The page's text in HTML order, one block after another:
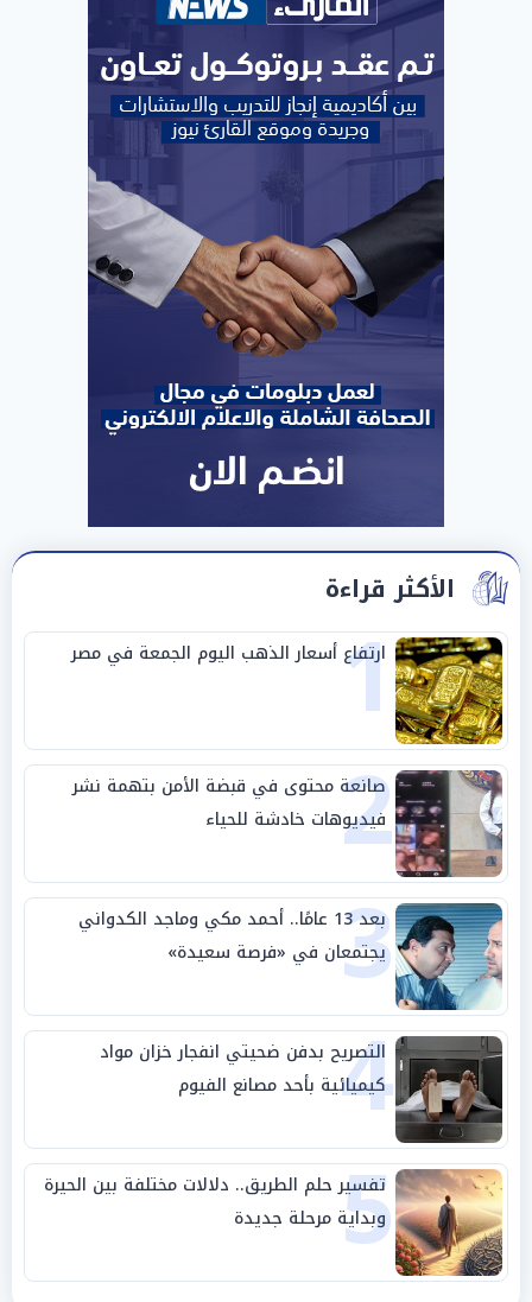
الأكثر قراءة
1
ارتفاع أسعار الذهب اليوم الجمعة في مصر
2
صانعة محتوى في قبضة الأمن بتهمة نشر
فيديوهات خادشة للحياء
3 بعد 13 عامًا.. أحمد مكي وماجد الكدواني
يجتمعان في «فرصة سعيدة»
4
التصريح بدفن ضحيتي انفجار خزان مواد
كيميائية بأحد مصانع الفيوم
5
تفسير حلم الطريق.. دلالات مختلفة بين الحيرة
وبداية مرحلة جديدة